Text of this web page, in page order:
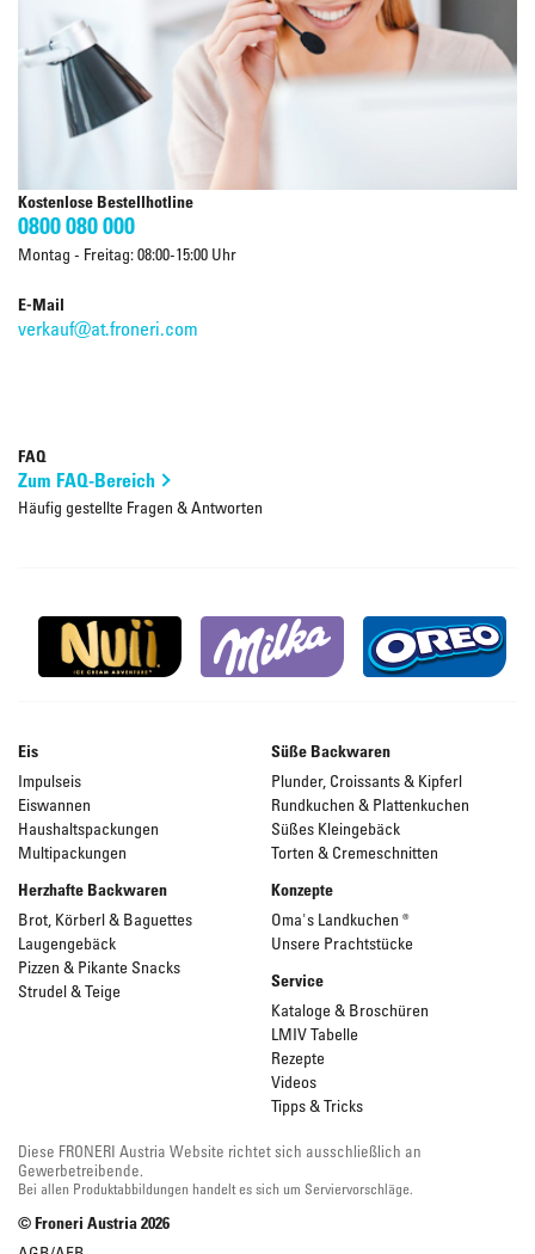
Kostenlose Bestellhotline
0800 080 000
Montag - Freitag: 08:00-15:00 Uhr
E-Mail
verkauf@at.froneri.com
FAQ
Zum FAQ-Bereich
Häufig gestellte Fragen & Antworten
Eis
Impulseis
Eiswannen
Haushaltspackungen
Multipackungen
Süße Backwaren
Plunder, Croissants & Kipferl
Rundkuchen & Plattenkuchen
Süßes Kleingebäck
Torten & Cremeschnitten
Herzhafte Backwaren
Brot, Körberl & Baguettes
Laugengebäck
Pizzen & Pikante Snacks
Strudel & Teige
Konzepte
Oma's Landkuchen ®
Unsere Prachtstücke
Service
Kataloge & Broschüren
LMIV Tabelle
Rezepte
Videos
Tipps & Tricks
Diese FRONERI Austria Website richtet sich ausschließlich an
Gewerbetreibende.
Bei allen Produktabbildungen handelt es sich um Serviervorschläge.
© Froneri Austria2026